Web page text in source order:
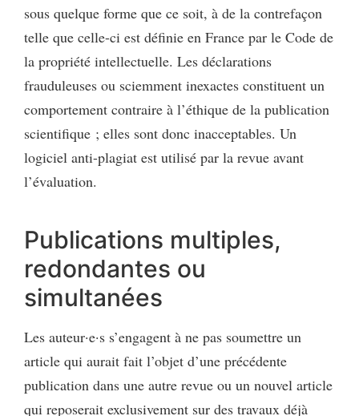
sous quelque forme que ce soit, à de la contrefaçon
telle que celle-ci est définie en France par le Code de
la propriété intellectuelle. Les déclarations
frauduleuses ou sciemment inexactes constituent un
comportement contraire à l’éthique de la publication
scientifique ; elles sont donc inacceptables. Un
logiciel anti-plagiat est utilisé par la revue avant
l’évaluation.
Publications multiples,
redondantes ou
simultanées
Les auteur·e·s s’engagent à ne pas soumettre un
article qui aurait fait l’objet d’une précédente
publication dans une autre revue ou un nouvel article
qui reposerait exclusivement sur des travaux déjà